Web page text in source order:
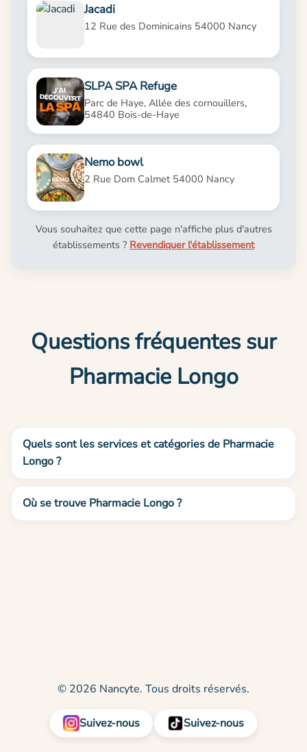
Jacadi
12 Rue des Dominicains 54000 Nancy
SLPA SPA Refuge
Parc de Haye, Allée des cornouillers,
54840 Bois-de-Haye
Nemo bowl
2 Rue Dom Calmet 54000 Nancy
Vous souhaitez que cette page n'affiche plus d'autres
établissements ? Revendiquer l'établissement
Questions fréquentes sur
Pharmacie Longo
Quels sont les services et catégories de Pharmacie
Longo ?
Où se trouve Pharmacie Longo ?
© 2026 Nancyte. Tous droits réservés.
Suivez-nous Suivez-nous